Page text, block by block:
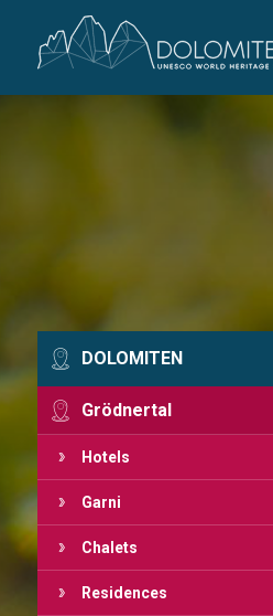
DOLOMITEN
Grödnertal
Hotels
Garni
Chalets
Residences